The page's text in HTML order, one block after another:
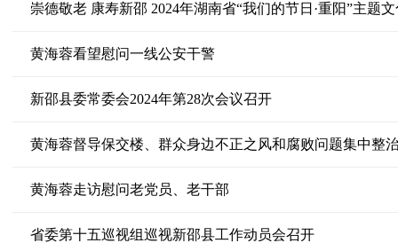
崇德敬老 康寿新邵 2024年湖南省“我们的节日·重阳”主题
黄海蓉看望慰问一线公安干警
新邵县委常委会2024年第28次会议召开
黄海蓉督导保交楼、群众身边不正之风和腐败问题集中整
黄海蓉走访慰问老党员、老干部
省委第十五巡视组巡视新邵县工作动员会召开